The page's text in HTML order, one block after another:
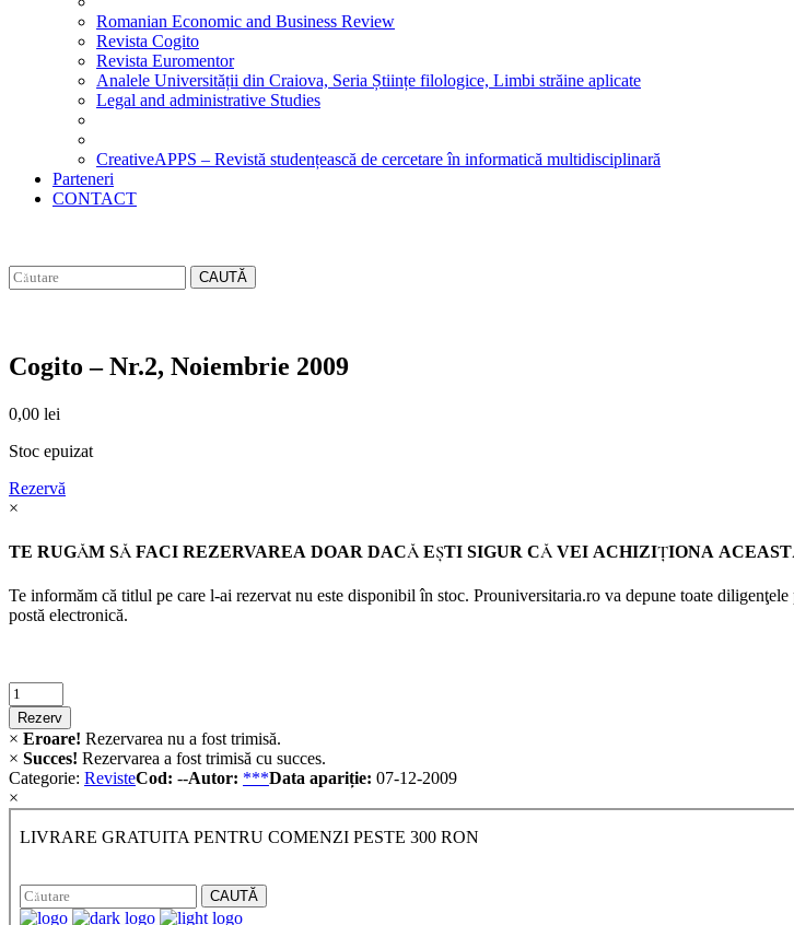
Romanian Economic and Business Review
Revista Cogito
Revista Euromentor
Analele Universității din Craiova, Seria Științe filologice, Limbi străine aplicate
Legal and administrative Studies
CreativeAPPS – Revistă studențească de cercetare în informatică multidisciplinară
Parteneri
CONTACT
CAUTĂ
Cogito – Nr.2, Noiembrie 2009
0,00 lei
Stoc epuizat
Rezervă
×
TE RUGĂM SĂ FACI REZERVAREA DOAR DACĂ EŞTI SIGUR CĂ VEI ACHIZIŢIONA
Te informăm că titlul pe care l-ai rezervat nu este disponibil în stoc. Prouniversitaria.ro va depune toate
postă electronică.
Criminalistica
quantity
Rezerv
× Eroare! Rezervarea nu a fost trimisă.
× Succes! Rezervarea a fost trimisă cu succes.
Categorie: RevisteCod: --Autor: ***Data apariție: 07-12-2009
×